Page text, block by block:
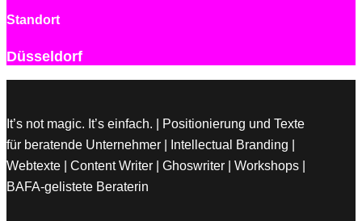
Standort
Düsseldorf
It’s not magic. It’s einfach. | Positionierung und Texte
für beratende Unternehmer | Intellectual Branding |
Webtexte | Content Writer | Ghoswriter | Workshops |
BAFA-gelistete Beraterin